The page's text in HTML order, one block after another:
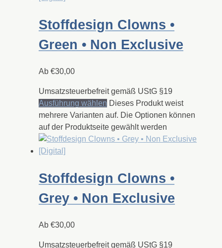
Stoffdesign Clowns •
Green • Non Exclusive
Ab €30,00
Umsatzsteuerbefreit gemäß UStG §19
Ausführung wählen Dieses Produkt weist
mehrere Varianten auf. Die Optionen können
auf der Produktseite gewählt werden
Stoffdesign Clowns •
Grey • Non Exclusive
Ab €30,00
Umsatzsteuerbefreit gemäß UStG §19